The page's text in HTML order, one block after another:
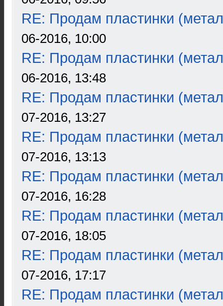
RE: Продам пластинки
06-2016, 10:00
RE: Продам пластинки
06-2016, 13:48
RE: Продам пластинки
07-2016, 13:27
RE: Продам пластинки
07-2016, 13:13
RE: Продам пластинки
07-2016, 16:28
RE: Продам пластинки
07-2016, 18:05
RE: Продам пластинки
07-2016, 17:17
RE: Продам пластинки